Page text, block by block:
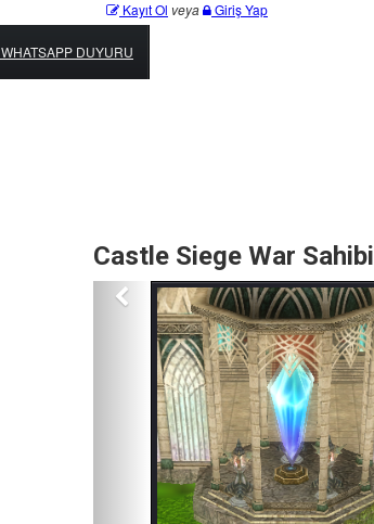
Kayıt Ol veya Giriş Yap
WHATSAPP DUYURU
Castle Siege War Sahibi
Previous